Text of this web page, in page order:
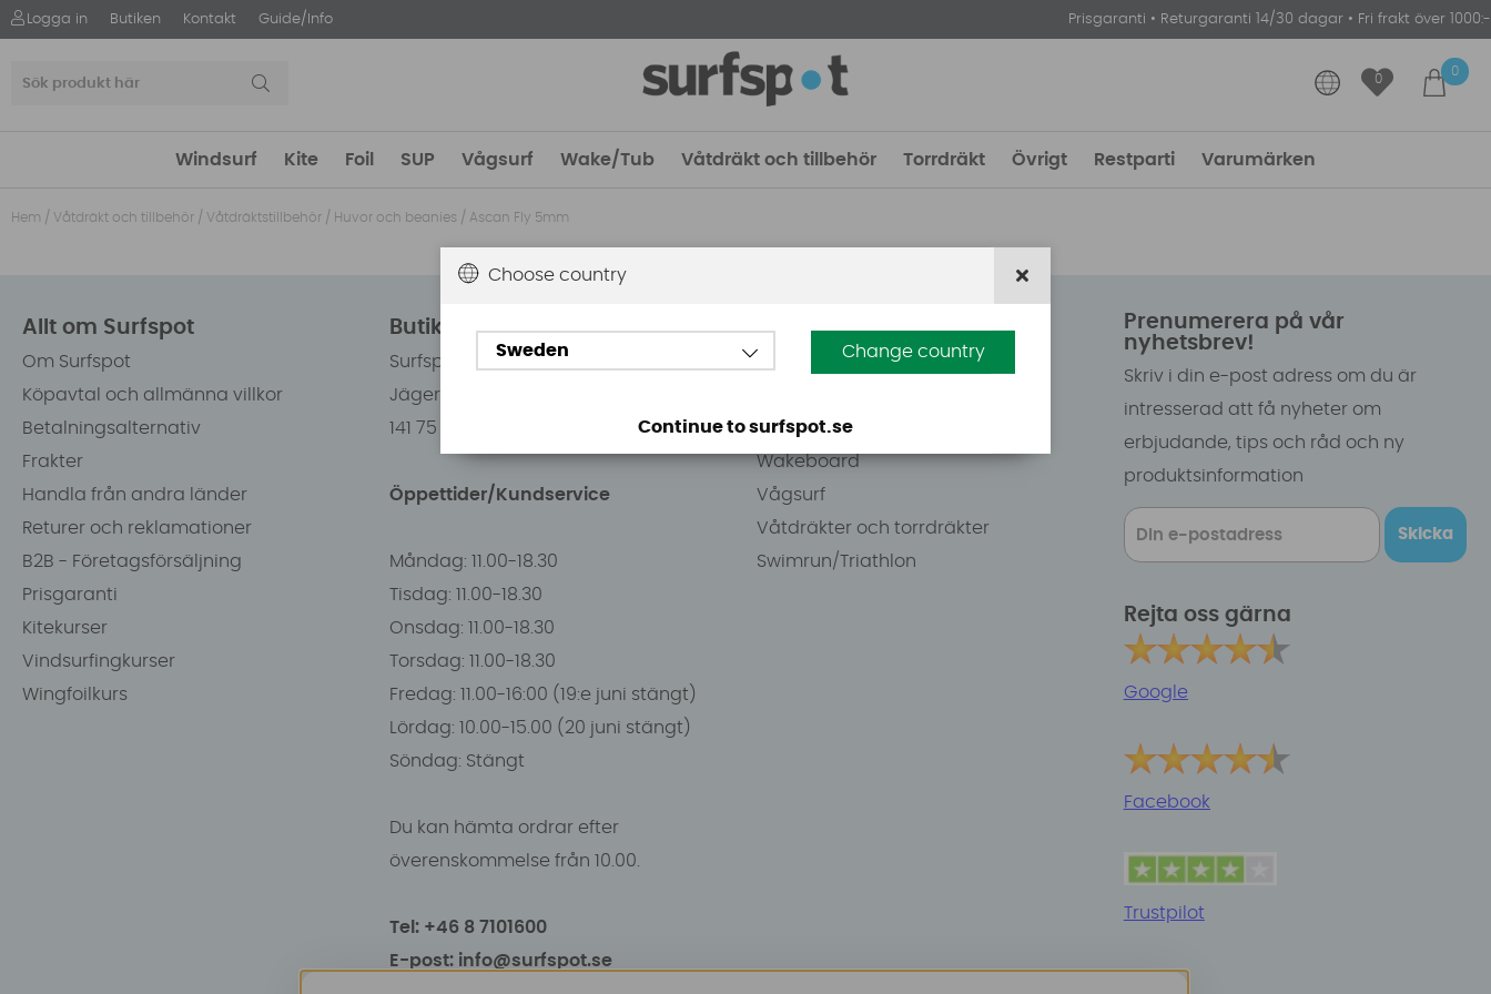
Logga in Butiken Kontakt Guide/Info Prisgaranti • Returgaranti 14/30 dagar • Fri frakt över 1000:-
0
0
Windsurf Kite Foil SUP Vågsurf Wake/Tub Våtdräkt och tillbehör Torrdräkt Övrigt Restparti Varumärken
Hem / Våtdräkt och tillbehör / Våtdräktstillbehör / Huvor och beanies / Ascan Fly 5mm
Allt om Surfspot
Om Surfspot
Köpavtal och allmänna villkor
Betalningsalternativ
Frakter
Handla från andra länder
Returer och reklamationer
B2B - Företagsförsäljning
Prisgaranti
Kitekurser
Vindsurfingkurser
Wingfoilkurs
Butiken i Stockholm
Surfspot Sweden AB
Jägerhorns väg 8
141 75 Kungens Kurva
Öppettider/Kundservice
Måndag: 11.00-18.30
Tisdag: 11.00-18.30
Onsdag: 11.00-18.30
Torsdag: 11.00-18.30
Fredag: 11.00-16:00 (19:e juni stängt)
Lördag: 10.00-15.00 (20 juni stängt)
Söndag: Stängt
Du kan hämta ordrar efter
överenskommelse från 10.00.
Tel: +46 8 7101600
E-post: info@surfspot.se
Guider
Vindsurfing
SUP
Wakeboard
Vågsurf
Våtdräkter och torrdräkter
Swimrun/Triathlon
Prenumerera på vår
nyhetsbrev!
Skriv i din e-post adress om du är
intresserad att få nyheter om
erbjudande, tips och råd och ny
produktsinformation
Skicka
Rejta oss gärna
Google
Facebook
Trustpilot
Choose country
Sweden Change country
Continue to surfspot.se